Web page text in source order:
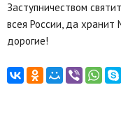
Заступничеством
всея России, да хранит
дорогие!